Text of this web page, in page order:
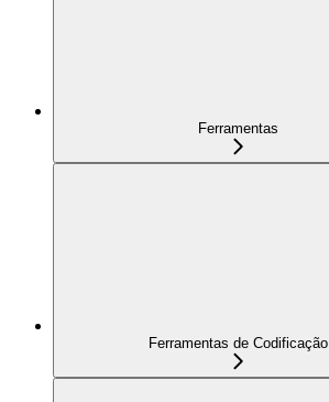
Ferramentas
Ferramentas de Codificação